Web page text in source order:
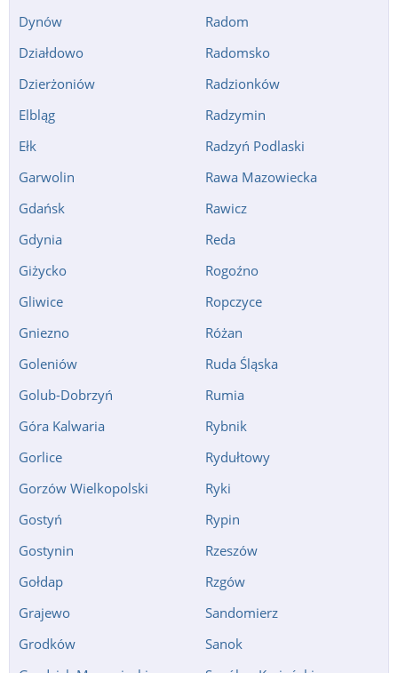
Dynów
Działdowo
Dzierżoniów
Elbląg
Ełk
Garwolin
Gdańsk
Gdynia
Giżycko
Gliwice
Gniezno
Goleniów
Golub-Dobrzyń
Góra Kalwaria
Gorlice
Gorzów Wielkopolski
Gostyń
Gostynin
Gołdap
Grajewo
Grodków
Radom
Radomsko
Radzionków
Radzymin
Radzyń Podlaski
Rawa Mazowiecka
Rawicz
Reda
Rogoźno
Ropczyce
Różan
Ruda Śląska
Rumia
Rybnik
Rydułtowy
Ryki
Rypin
Rzeszów
Rzgów
Sandomierz
Sanok